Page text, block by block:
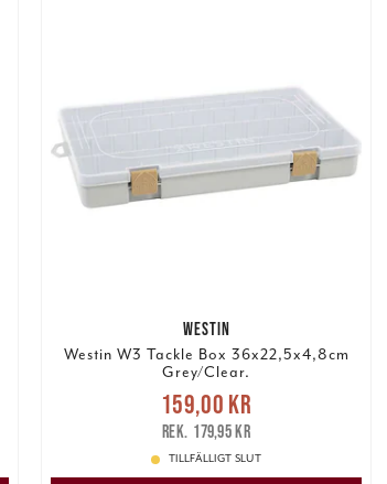
WESTIN
Westin W3 Tackle Box 36x22,5x4,8cm
Grey/Clear.
Nuvarande pris
Tidigare pris
159,00 kr
179,95 kr
TILLFÄLLIGT SLUT